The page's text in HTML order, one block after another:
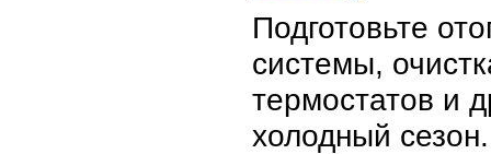
Подготовьте
системы,
термостатов и
холодный сезон.